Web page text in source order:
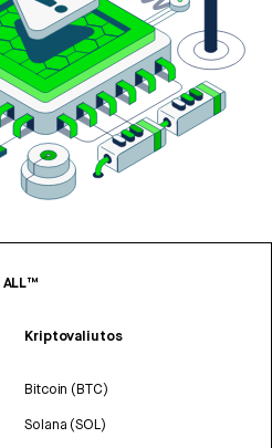
ALL™
Kriptovaliutos
Bitcoin (BTC)
Solana (SOL)